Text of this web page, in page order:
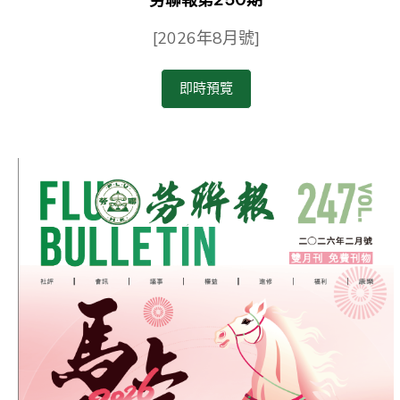
[2026年8月號]
即時預覽